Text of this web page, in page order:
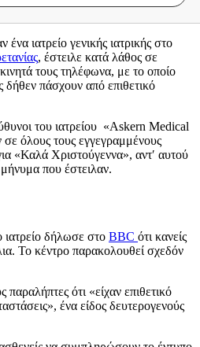
ιατρείο γενικής ιατρικής στo
, έστειλε κατά λάθος σε
τους τηλέφωνα, με το οποίο
πάσχουν από επιθετικό
του ιατρείου «Askern Medical
όλους τους εγγεγραμμένους
«Καλά Χριστούγεννα», αντ′ αυτού
που έστειλαν.
ιατρείο δήλωσε στο BBC ότι κανείς
Το κέντρο παρακολουθεί σχεδόν
ότι «είχαν επιθετικό
ένα είδος δευτερογενούς